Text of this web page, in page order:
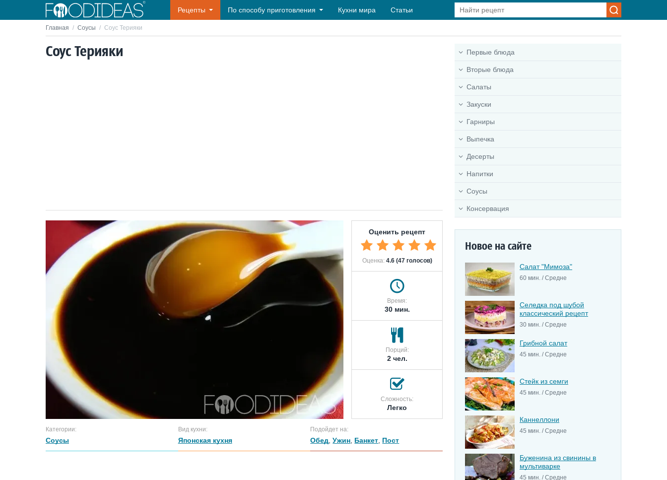
Рецепты По способу приготовления Кухни мира Статьи
Главная / Соусы / Соус Терияки
Соус Терияки
Оценить рецепт
Оценка: 4.6 (47 голосов)
Время:
30 мин.
Порций:
2 чел.
Сложность:
Легко
Категории:
Соусы
Вид кухни:
Японская кухня
Подойдет на:
Обед ,Ужин Банкет Пост
Первые блюда
Вторые блюда
Салаты
Закуски
Гарниры
Выпечка
Десерты
Напитки
Соусы
Консервация
Новое на сайте
Салат "Мимоза"
60 мин. / Средне
Селедка под шубой
классический рецепт
30 мин. / Средне
Грибной салат
45 мин. / Средне
Стейк из семги
45 мин. / Средне
Каннеллони
45 мин. / Средне
Буженина из свинины в
мультиварке
45 мин. / Средне